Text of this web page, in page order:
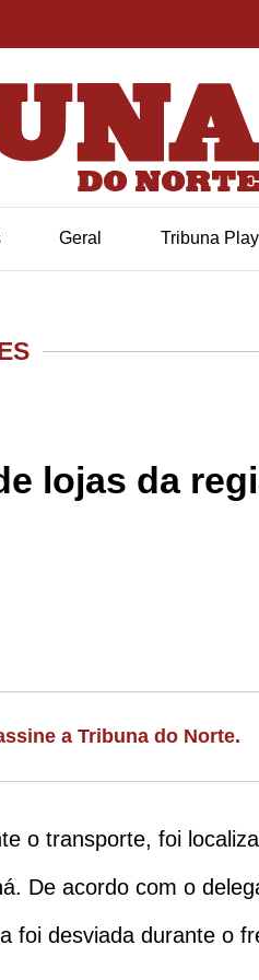
Geral Tribuna Play
lojas da
a Tribuna do Norte.
o transporte, foi
De acordo com o
foi desviada durante o